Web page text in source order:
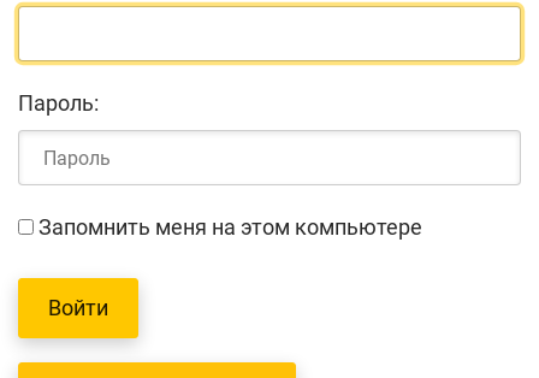
Пароль:
Запомнить меня на этом компьютере